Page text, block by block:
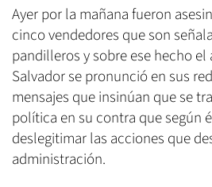
Ayer por la mañana fueron
cinco vendedores que son
pandilleros y sobre ese hecho el
Salvador se pronunció en sus
mensajes que insinúan que se
política en su contra que según
deslegitimar las acciones que
administración.